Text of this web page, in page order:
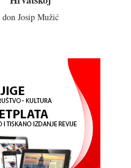
don Josip Mužić